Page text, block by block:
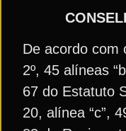
De acordo com
2º, 45 alíneas
67 do Estatuto
20, alínea “c”,